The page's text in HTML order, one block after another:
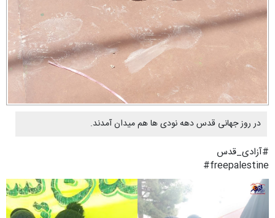
در روز جهانی قدس دهه نودی ها هم میدان آمدند.
#آزادی_قدس
freepalestine#